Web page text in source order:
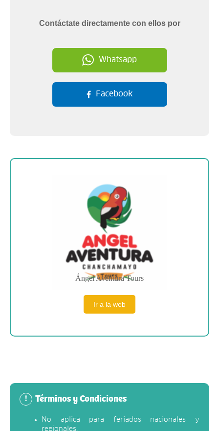
Contáctate directamente con ellos por
Whatsapp
Facebook
Sobre la empresa
Ángel Aventura Tours
Ir a la web
! Términos y Condiciones
No aplica para feriados nacionales y
regionales.